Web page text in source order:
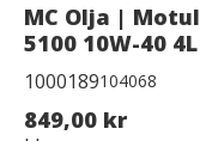
MC Olja | Motul
5100 10W-40 4L
1000189104068
849,00 kr